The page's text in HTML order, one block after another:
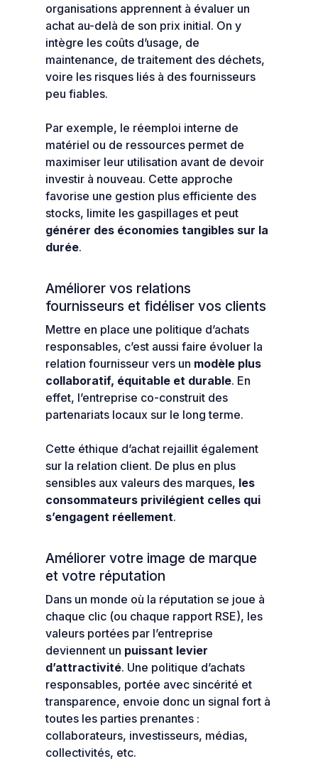
organisations apprennent à évaluer un
achat au-delà de son prix initial. On y
intègre les coûts d’usage, de
maintenance, de traitement des déchets,
voire les risques liés à des fournisseurs
peu fiables.
Par exemple, le réemploi interne de
matériel ou de ressources permet de
maximiser leur utilisation avant de devoir
investir à nouveau. Cette approche
favorise une gestion plus efficiente des
stocks, limite les gaspillages et peut
générer des économies tangibles sur la
durée.
Améliorer vos relations
fournisseurs et fidéliser vos clients
Mettre en place une politique d’achats
responsables, c’est aussi faire évoluer la
relation fournisseur vers un modèle plus
collaboratif, équitable et durable. En
effet, l’entreprise co-construit des
partenariats locaux sur le long terme.
Cette éthique d’achat rejaillit également
sur la relation client. De plus en plus
sensibles aux valeurs des marques, les
consommateurs privilégient celles qui
s’engagent réellement.
Améliorer votre image de marque
et votre réputation
Dans un monde où la réputation se joue à
chaque clic (ou chaque rapport RSE), les
valeurs portées par l’entreprise
deviennent un puissant levier
d’attractivité. Une politique d’achats
responsables, portée avec sincérité et
transparence, envoie donc un signal fort à
toutes les parties prenantes :
collaborateurs, investisseurs, médias,
collectivités, etc.